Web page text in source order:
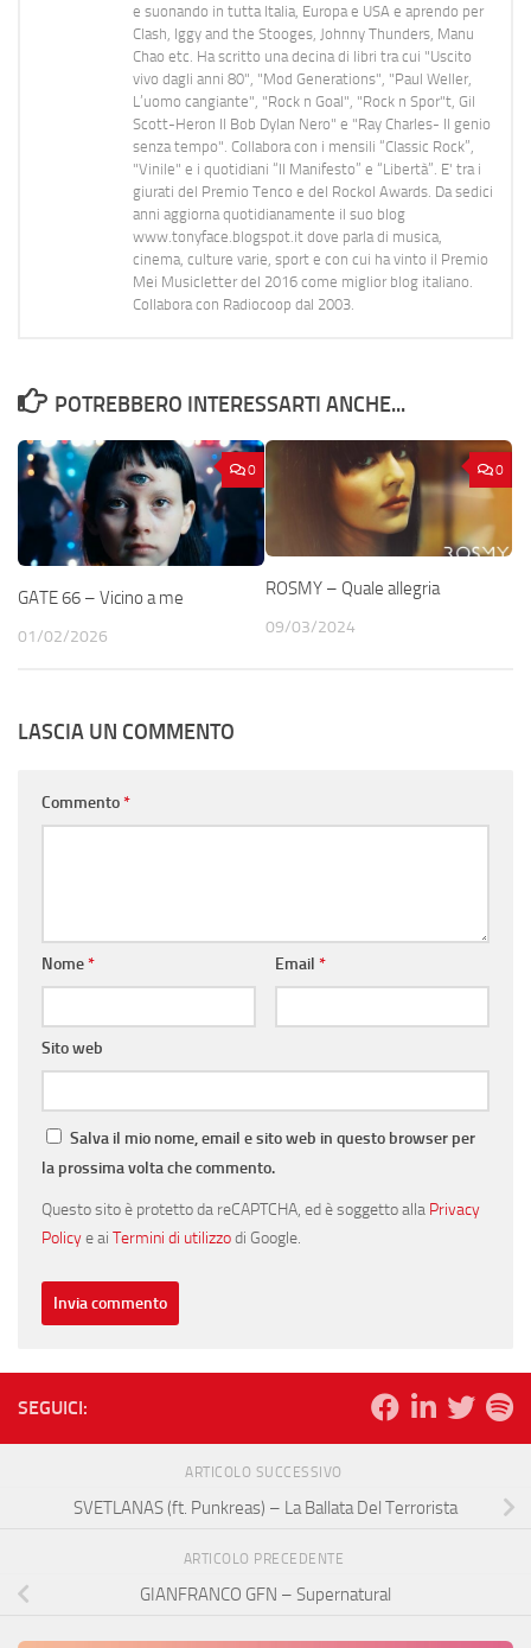
e suonando in tutta Italia, Europa e USA e aprendo per
Clash, Iggy and the Stooges, Johnny Thunders, Manu
Chao etc. Ha scritto una decina di libri tra cui "Uscito
vivo dagli anni 80", "Mod Generations", "Paul Weller,
L’uomo cangiante", "Rock n Goal", "Rock n Spor"t, Gil
Scott-Heron Il Bob Dylan Nero" e "Ray Charles- Il genio
senza tempo". Collabora con i mensili “Classic Rock”,
"Vinile" e i quotidiani “Il Manifesto” e “Libertà”. E' tra i
giurati del Premio Tenco e del Rockol Awards. Da sedici
anni aggiorna quotidianamente il suo blog
www.tonyface.blogspot.it dove parla di musica,
cinema, culture varie, sport e con cui ha vinto il Premio
Mei Musicletter del 2016 come miglior blog italiano.
Collabora con Radiocoop dal 2003.
POTREBBERO INTERESSARTI ANCHE...
0
GATE 66 – Vicino a me
01/02/2026
0
ROSMY – Quale allegria
09/03/2024
LASCIA UN COMMENTO
Commento*
Nome* Email *
Sito web
Salva il mio nome, email e sito web in questo browser per
la prossima volta che commento.
Questo sito è protetto da reCAPTCHA, ed è soggetto alla Privacy
Policye ai Termini di utilizzodi Google.
SEGUICI:
ARTICOLO SUCCESSIVO
SVETLANAS (ft. Punkreas) – La Ballata Del Terrorista
ARTICOLO PRECEDENTE
GIANFRANCO GFN – Supernatural